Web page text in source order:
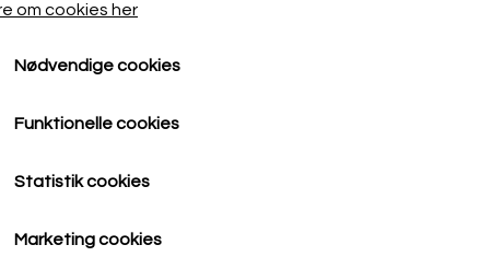
Fragt omkostninger tillægges
om cookies her
Nødvendige cookies
Funktionelle cookies
Statistik cookies
Marketing cookies